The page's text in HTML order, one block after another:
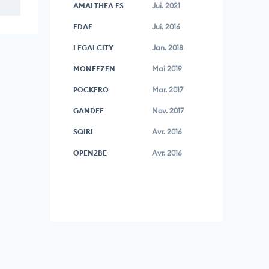
AMALTHEA FS Jui. 2021
EDAF Jui. 2016
LEGALCITY Jan. 2018
MONEEZEN Mai 2019
POCKERO Mar. 2017
GANDEE Nov. 2017
SQIRL Avr. 2016
OPEN2BE Avr. 2016